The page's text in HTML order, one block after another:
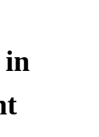
in